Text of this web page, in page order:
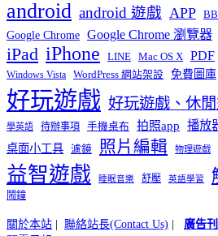
android android 遊戲 APP
Google Chrome Google Chrome 瀏覽器
iPad iPhone LINE Mac OS X PDF
Windows Vista WordPress 網站架設 免費圖庫
好玩遊戲 好玩遊戲、休
學英語 待辦事項 手機桌布 拍照app 播放
桌面小工具 濾鏡 照片編輯 物理遊戲
益智遊戲 睡眠音樂 舒壓 英語學習
鬧鐘
關於本站 | 聯絡站長(Contact Us) | 廣告